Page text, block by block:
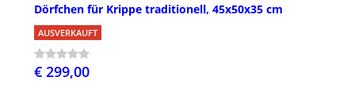
Dörfchen für Krippe traditionell, 45x50x35 cm
AUSVERKAUFT
€ 299,00